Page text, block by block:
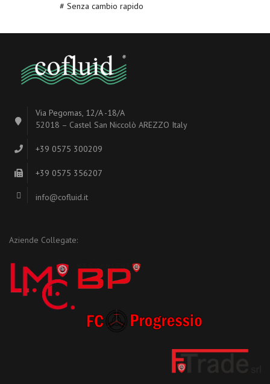
# Senza cambio rapido
Via Pegomas, 12/A -18/A
52018 – Castel San Niccolò AREZZO Italy
+39 0575 300209
+39 0575 356207
info@cofluid.it
Aziende Collegate: